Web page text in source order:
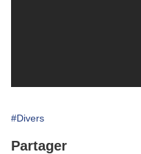
#Divers
Partager